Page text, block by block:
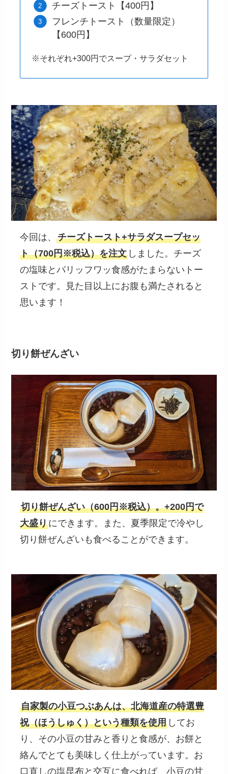
チーズトースト【400円】
フレンチトースト（数量限定）
【600円】
※それぞれ+300円でスープ・サラダセット
今回は、 チーズトースト+サラダスープセッ
ト（700円※税込）を注文しました。チーズ
の塩味とパリッフワッ食感がたまらないトー
ストです。見た目以上にお腹も満たされると
思います！
切り餅ぜんざい
切り餅ぜんざい（600円※税込）。+200円で
大盛りにできます。また、夏季限定で冷やし
切り餅ぜんざいも食べることができます。
自家製の小豆つぶあんは、北海道産の特選豊
祝（ほうしゅく）という種類を使用してお
り、その小豆の甘みと香りと食感が、お餅と
絡んでとても美味しく仕上がっています。お
口直しの塩昆布と交互に食べれば、小豆の甘